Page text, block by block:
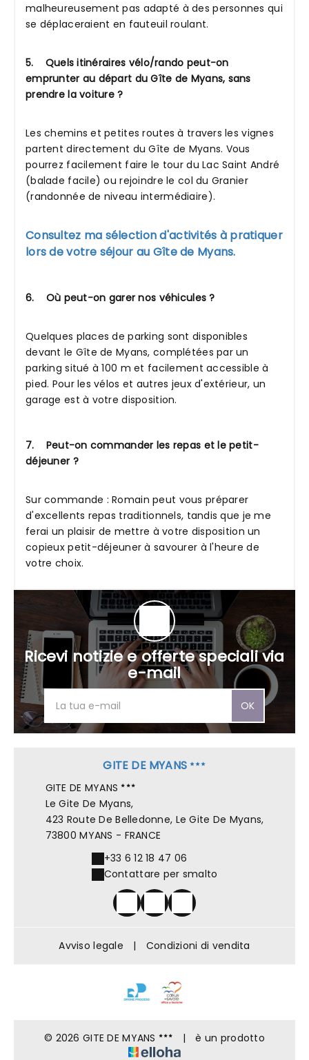
malheureusement pas adapté à des personnes qui
se déplaceraient en fauteuil roulant.
5. Quels itinéraires vélo/rando peut-on
emprunter au départ du Gîte de Myans, sans
prendre la voiture ?
Les chemins et petites routes à travers les vignes
partent directement du Gîte de Myans. Vous
pourrez facilement faire le tour du Lac Saint André
(balade facile) ou rejoindre le col du Granier
(randonnée de niveau intermédiaire).
Consultez ma sélection d'activités à pratiquer
lors de votre séjour au Gîte de Myans.
6. Où peut-on garer nos véhicules ?
Quelques places de parking sont disponibles
devant le Gîte de Myans, complétées par un
parking situé à 100 m et facilement accessible à
pied. Pour les vélos et autres jeux d'extérieur, un
garage est à votre disposition.
7. Peut-on commander les repas et le petit-
déjeuner ?
Sur commande : Romain peut vous préparer
d'excellents repas traditionnels, tandis que je me
ferai un plaisir de mettre à votre disposition un
copieux petit-déjeuner à savourer à l'heure de
votre choix.
Ricevi notizie e offerte speciali via
e-mail
OK
GITE DE MYANS
GITE DE MYANS
Le Gite De Myans,
423 Route De Belledonne, Le Gite De Myans,
73800 MYANS - FRANCE
+33 6 12 18 47 06
Contattare per smalto
Avviso legale | Condizioni di vendita
© 2026 GITE DE MYANS | è un prodotto